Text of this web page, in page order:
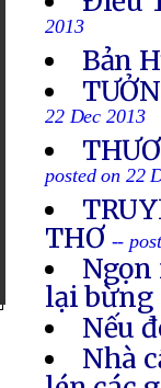
2013
Bản
22 Dec 2013
posted on 22
THƠ --
lại bừng
Nếu
Nhà